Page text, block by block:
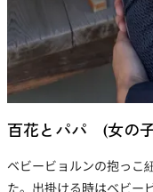
百花とパパ (女の
ベビービョルンの抱っこ
た。出掛ける時はベビー